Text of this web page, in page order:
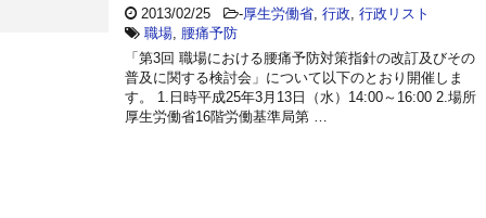
2013/02/25 -厚生労働省 行政 行政リスト
職場 腰痛予防
「第3回 職場における腰痛予防対策指針の改訂及びその
普及に関する検討会」について以下のとおり開催しま
す。 1.日時平成25年3月13日（水）14:00～16:00 2.場所
厚生労働省16階労働基準局第 …